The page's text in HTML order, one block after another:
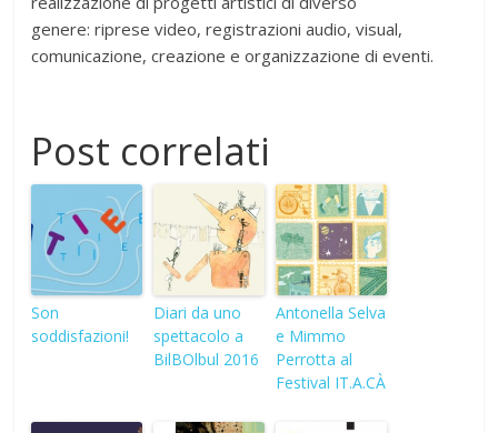
genere: riprese video, registrazioni audio, visual,
comunicazione, creazione e organizzazione di eventi.
Post correlati
Son
soddisfazioni!
Diari da uno
spettacolo a
BilBOlbul 2016
Antonella Selva
e Mimmo
Perrotta al
Festival IT.A.CÀ